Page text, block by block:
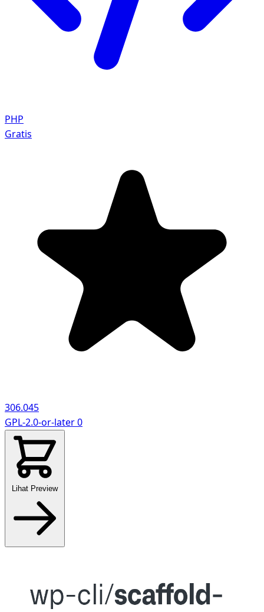
PHP
Gratis
306.045
GPL-2.0-or-later0
Lihat Preview